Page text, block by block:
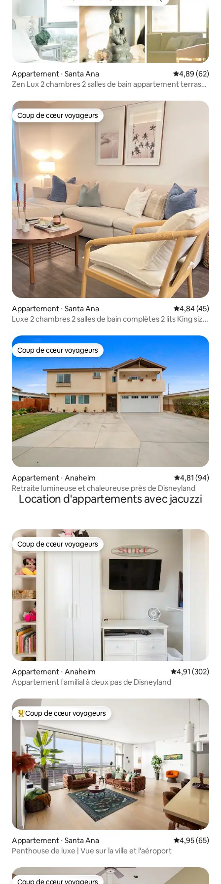
Appartement ⋅ Santa Ana Évaluation
4,89 (62)
Zen Lux 2 chambres 2 salles de bain appartement terrasse
Coup de cœur voyageurs
Coup de cœur voyageurs
Appartement ⋅ Santa Ana Évaluation
4,84 (45)
Luxe 2 chambres 2 salles de bain complètes 2 lits King size
Coup de cœur voyageurs
Coup de cœur voyageurs
Appartement ⋅ Anaheim Évaluation
4,81 (94)
Retraite lumineuse et chaleureuse près de Disneyland
Location d'appartements avec jacuzzi
Coup de cœur voyageurs
Coup de cœur voyageurs
Appartement ⋅ Anaheim Évaluation
4,91 (302)
Appartement familial à deux pas de Disneyland
Coups de cœur voyageurs les plus appréciés
Coup de cœur voyageurs
Appartement ⋅ Santa Ana Évaluation
4,95 (65)
Penthouse de luxe | Vue sur la ville et l'aéroport
Coup de cœur voyageurs